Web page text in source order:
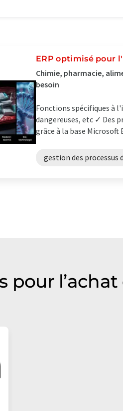
ERP optimisé pour
Chimie, pharmacie,
besoin
Fonctions spécifiques à
dangereuses, etc ✓ Des
grâce à la base Microsoft
gestion des processus
pour